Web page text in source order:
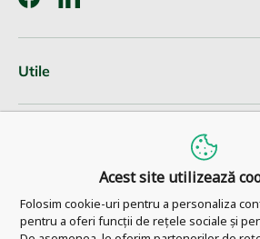
FacebookLinkedIn
Utile
Newsletter
Acest site utilizează
Folosim cookie-uri pentru a personaliza
pentru a oferi funcții de rețele sociale și